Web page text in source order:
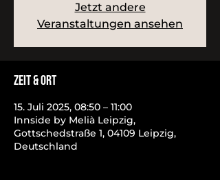
Jetzt andere
Veranstaltungen ansehen
Zeit & Ort
15. Juli 2025, 08:50 – 11:00
Innside by Melià Leipzig,
Gottschedstraße 1, 04109 Leipzig,
Deutschland